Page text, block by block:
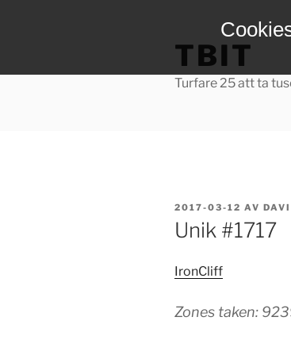
TBIT
Turfare 25 att ta
PUBLICERAT
2017-03-12 AV
Unik #1717
IronCliff
Zones taken: